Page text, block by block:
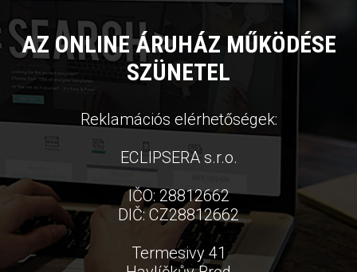
AZ ONLINE ÁRUHÁZ MŰKÖDÉSE
SZÜNETEL
Reklamációs elérhetőségek:
ECLIPSERA s.r.o.
IČO: 28812662
DIČ: CZ28812662
Termesivy 41